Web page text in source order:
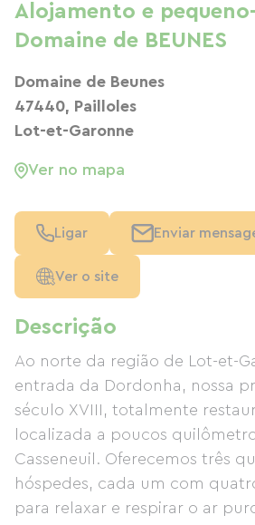
Descrição
Ao norte da região de Lot-et-
entrada da Dordonha, nossa
século XVIII, totalmente
localizada a poucos
Casseneuil. Oferecemos três
hóspedes, cada um com
para relaxar e respirar o ar
Alojamento e
Domaine de BEUNES
Domaine de Beunes
47440, Pailloles
Lot-et-Garonne
Ver no mapa
Ligar Enviar
Ver o site